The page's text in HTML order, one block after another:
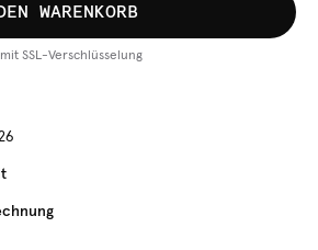
WARENKORB
SSL-Verschlüsselung